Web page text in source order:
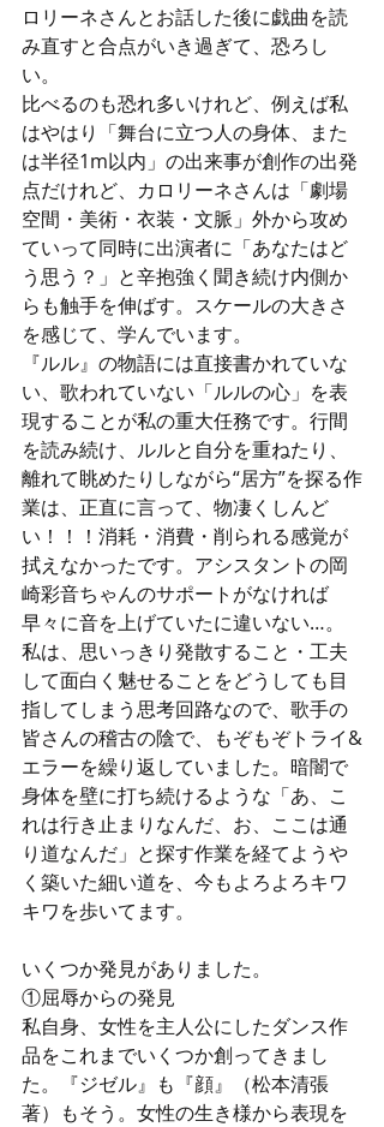
ロリーネさんとお話した後に戯曲を読
み直すと合点がいき過ぎて、恐ろし
い。
比べるのも恐れ多いけれど、例えば私
はやはり「舞台に立つ人の身体、また
は半径1m以内」の出来事が創作の出発
点だけれど、カロリーネさんは「劇場
空間・美術・衣装・文脈」外から攻め
ていって同時に出演者に「あなたはど
う思う？」と辛抱強く聞き続け内側か
らも触手を伸ばす。スケールの大きさ
を感じて、学んでいます。
『ルル』の物語には直接書かれていな
い、歌われていない「ルルの心」を表
現することが私の重大任務です。行間
を読み続け、ルルと自分を重ねたり、
離れて眺めたりしながら“居方”を探る作
業は、正直に言って、物凄くしんど
い！！！消耗・消費・削られる感覚が
拭えなかったです。アシスタントの岡
崎彩音ちゃんのサポートがなければ
早々に音を上げていたに違いない…。
私は、思いっきり発散すること・工夫
して面白く魅せることをどうしても目
指してしまう思考回路なので、歌手の
皆さんの稽古の陰で、もぞもぞトライ&
エラーを繰り返していました。暗闇で
身体を壁に打ち続けるような「あ、こ
れは行き止まりなんだ、お、ここは通
り道なんだ」と探す作業を経てようや
く築いた細い道を、今もよろよろキワ
キワを歩いてます。
いくつか発見がありました。
①屈辱からの発見
私自身、女性を主人公にしたダンス作
品をこれまでいくつか創ってきまし
た。『ジゼル』も『顔』（松本清張
著）もそう。女性の生き様から表現を